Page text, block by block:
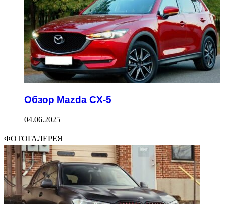
Обзор Mazda CX-5
04.06.2025
ФОТОГАЛЕРЕЯ